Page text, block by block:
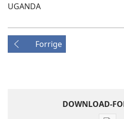
UGANDA
Forrige
DOWNLOAD-